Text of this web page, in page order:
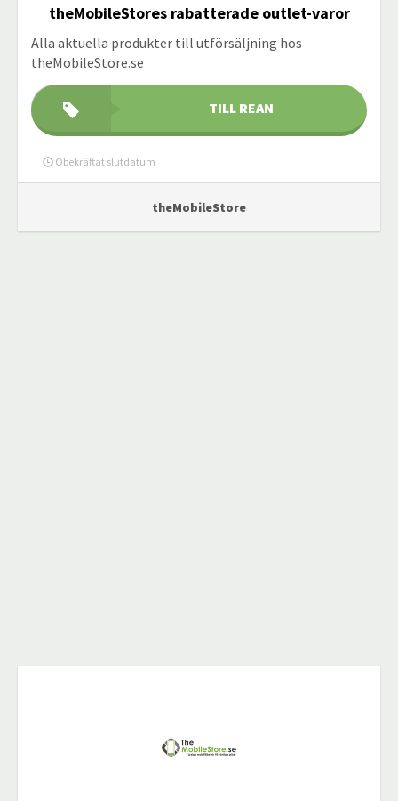
theMobileStores rabatterade outlet-varor
Alla aktuella produkter till utförsäljning hos
theMobileStore.se
TILL REAN
Obekräftat slutdatum
theMobileStore